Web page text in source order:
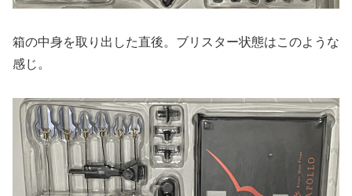
箱の中身を取り出した直後。ブリスター状態はこのような
感じ。